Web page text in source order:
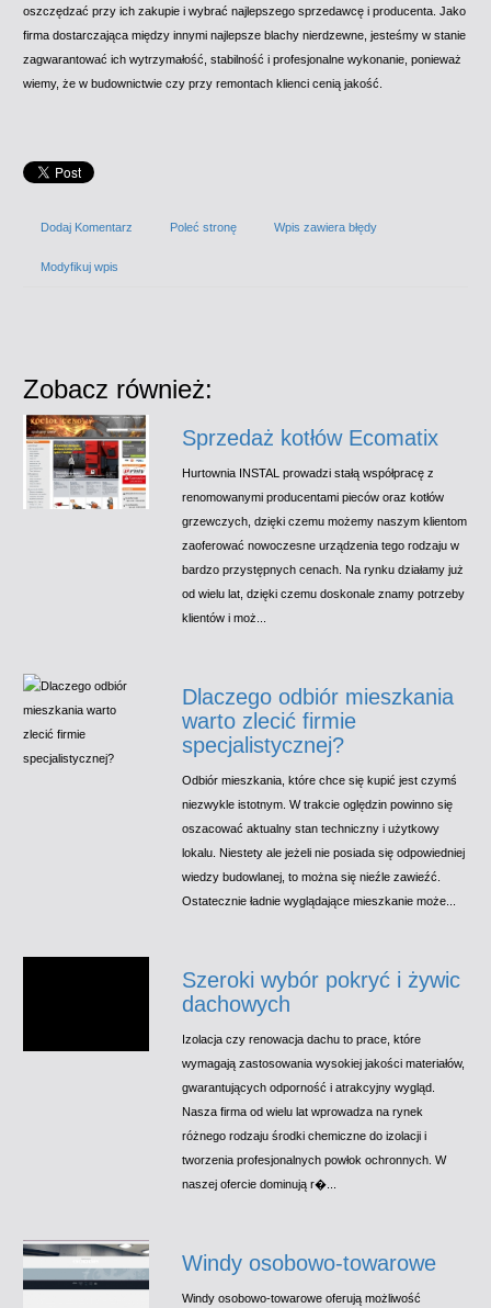
oszczędzać przy ich zakupie i wybrać najlepszego sprzedawcę i producenta. Jako
firma dostarczająca między innymi najlepsze blachy nierdzewne, jesteśmy w stanie
zagwarantować ich wytrzymałość, stabilność i profesjonalne wykonanie, ponieważ
wiemy, że w budownictwie czy przy remontach klienci cenią jakość.
Dodaj Komentarz Poleć stronę Wpis zawiera błędy
Modyfikuj wpis
Zobacz również:
Sprzedaż kotłów Ecomatix
Hurtownia INSTAL prowadzi stałą współpracę z
renomowanymi producentami pieców oraz kotłów
grzewczych, dzięki czemu możemy naszym klientom
zaoferować nowoczesne urządzenia tego rodzaju w
bardzo przystępnych cenach. Na rynku działamy już
od wielu lat, dzięki czemu doskonale znamy potrzeby
klientów i moż...
Dlaczego odbiór mieszkania
warto zlecić firmie
specjalistycznej?
Odbiór mieszkania, które chce się kupić jest czymś
niezwykle istotnym. W trakcie oględzin powinno się
oszacować aktualny stan techniczny i użytkowy
lokalu. Niestety ale jeżeli nie posiada się odpowiedniej
wiedzy budowlanej, to można się nieźle zawieźć.
Ostatecznie ładnie wyglądające mieszkanie może...
Szeroki wybór pokryć i żywic
dachowych
Izolacja czy renowacja dachu to prace, które
wymagają zastosowania wysokiej jakości materiałów,
gwarantujących odporność i atrakcyjny wygląd.
Nasza firma od wielu lat wprowadza na rynek
różnego rodzaju środki chemiczne do izolacji i
tworzenia profesjonalnych powłok ochronnych. W
naszej ofercie dominują r�...
Windy osobowo-towarowe
Windy osobowo-towarowe oferują możliwość